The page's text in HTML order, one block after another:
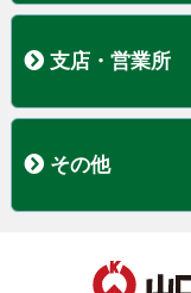
支店・営業所
その他